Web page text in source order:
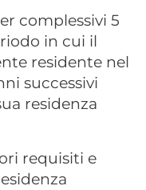
complessivi 5
in cui il
residente nel
successivi
residenza
requisiti e